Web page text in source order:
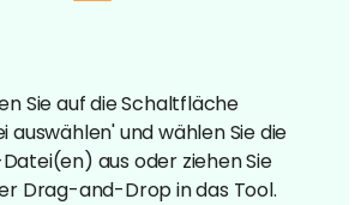
Sie auf die Schaltfläche
auswählen' und wählen Sie die
aus oder ziehen Sie
Drag-and-Drop in das Tool.